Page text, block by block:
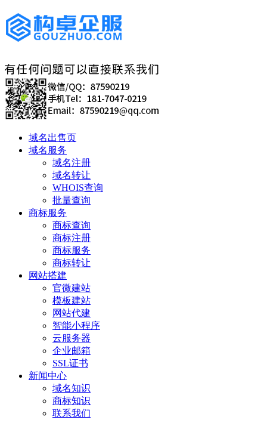
域名出售页
域名服务
域名注册
域名转让
WHOIS查询
批量查询
商标服务
商标查询
商标注册
商标服务
商标转让
网站搭建
官微建站
模板建站
网站代建
智能小程序
云服务器
企业邮箱
SSL证书
新闻中心
域名知识
商标知识
联系我们